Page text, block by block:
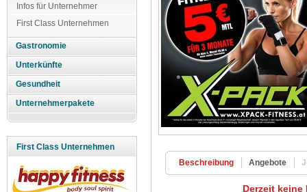
Infos für Unternehmer
First Class Unternehmen
Gastronomie
Unterkünfte
Gesundheit
Unternehmerpakete
First Class Unternehmen
Beschreibung Angebote
Derzeit